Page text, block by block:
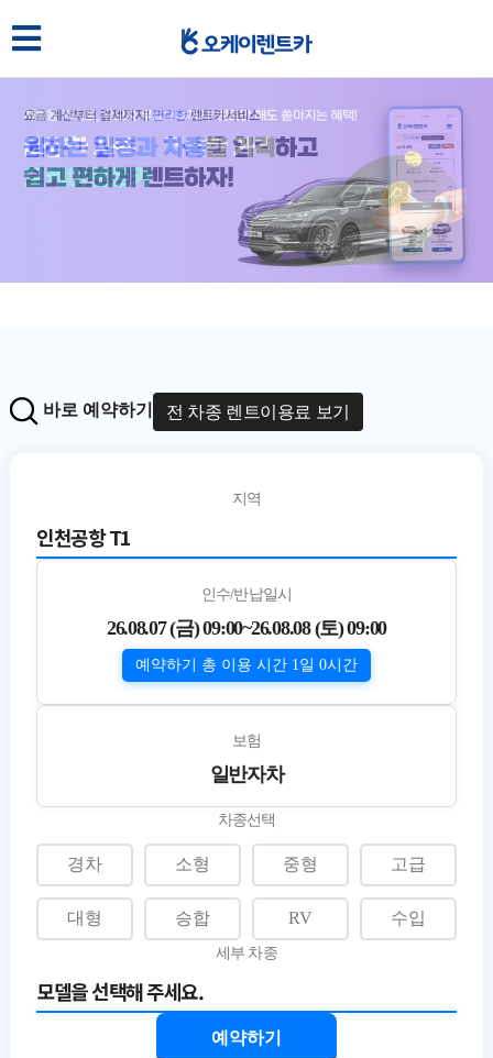
바로 예약하기 전 차종 렌트이용료 보기
지역
인수/반납일시
예약하기 총 이용 시간 1일 0시간
26.08.07 (금) 09:00~26.08.08 (토) 09:00
보험
일반자차
차종선택
경차 소형 중형 고급
대형 승합 RV 수입
세부 차종
예약하기